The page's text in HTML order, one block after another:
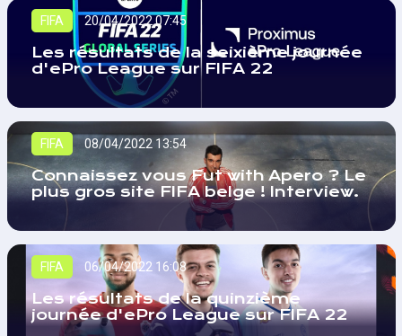
FIFA 20/04/2022 07:45
Les résultats de la seixième journée
d'ePro League sur FIFA 22
FIFA 08/04/2022 13:54
Connaissez vous Fut with Apero ? Le
plus gros site FIFA belge ! Interview.
FIFA 06/04/2022 16:08
Les résultats de la quinzième
journée d'ePro League sur FIFA 22